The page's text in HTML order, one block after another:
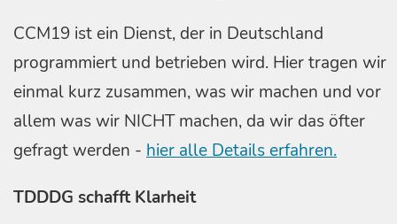
CCM19 ist ein Dienst, der in Deutschland
programmiert und betrieben wird. Hier tragen wir
einmal kurz zusammen, was wir machen und vor
allem was wir NICHT machen, da wir das öfter
gefragt werden - hier alle Details erfahren.
TDDDG schafft Klarheit